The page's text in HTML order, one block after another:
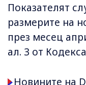
Показателят
размерите на
през месец
ал. 3 от
Новините на